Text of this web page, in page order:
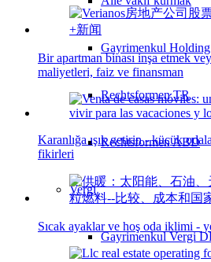
Gayrimenkul Holding
Rechtsformen TR
Rechtsformen ABD
Vergi
Gayrimenkul Vergi
Bir apartman binası inşa etmek
maliyetleri, faiz ve finansman
Karanlığa ışık getirin - küçük
fikirleri
Sıcak ayaklar ve hoş oda iklimi -